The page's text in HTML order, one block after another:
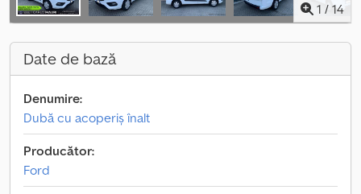
1 / 14
Date de bază
Denumire:
Dubă cu acoperiș înalt
Producător:
Ford